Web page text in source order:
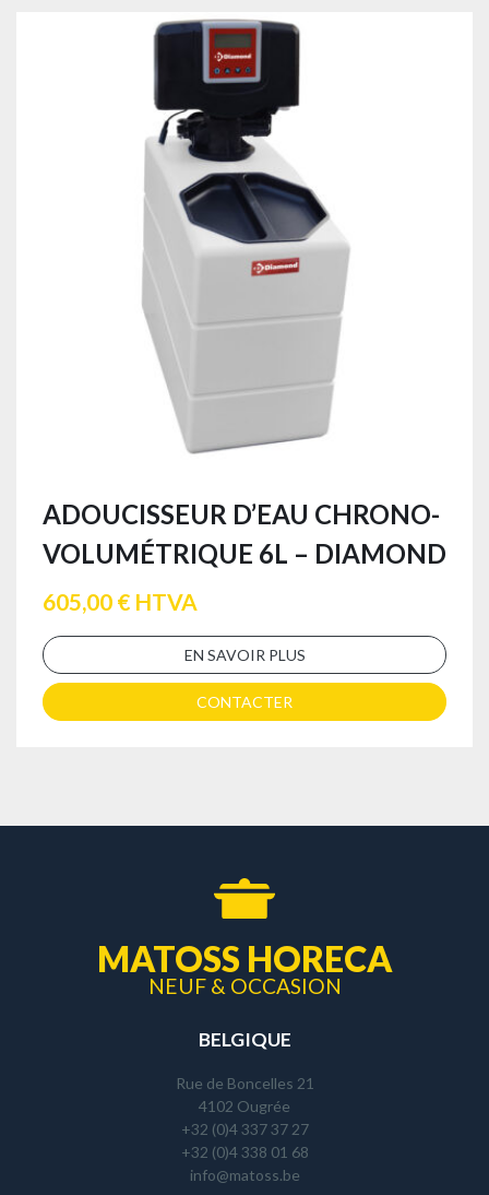
ADOUCISSEUR D’EAU CHRONO-
VOLUMÉTRIQUE 6L – DIAMOND
605,00 € HTVA
EN SAVOIR PLUS
CONTACTER
MATOSS HORECA
NEUF & OCCASION
BELGIQUE
Rue de Boncelles 21
4102 Ougrée
+32 (0)4 337 37 27
+32 (0)4 338 01 68
info@matoss.be